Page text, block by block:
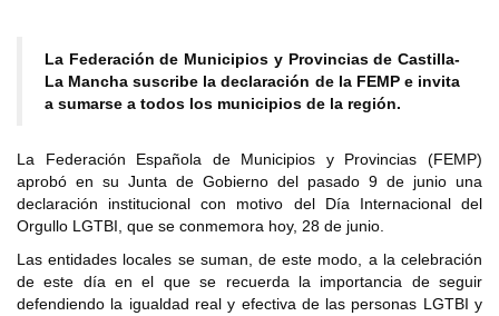
La Federación de Municipios y Provincias de Castilla-
La Mancha suscribe la declaración de la FEMP e invita
a sumarse a todos los municipios de la región.
La Federación Española de Municipios y Provincias (FEMP)
aprobó en su Junta de Gobierno del pasado 9 de junio una
declaración institucional con motivo del Día Internacional del
Orgullo LGTBI, que se conmemora hoy, 28 de junio.
Las entidades locales se suman, de este modo, a la celebración
de este día en el que se recuerda la importancia de seguir
defendiendo la igualdad real y efectiva de las personas LGTBI y